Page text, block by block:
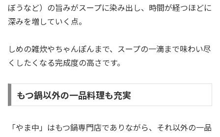
ぼうなど）の旨みがスープに染み出し、時間が経つほどに
深みを増していく点。
しめの雑炊やちゃんぽんまで、スープの一滴まで味わい尽
くしたくなる完成度の高さです。
もつ鍋以外の一品料理も充実
「やま中」はもつ鍋専門店でありながら、それ以外の一品